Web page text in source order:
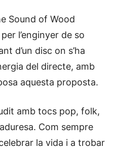
Sound of Wood
l’enginyer de so
d’un disc on s’ha
del directe, amb
aquesta proposta.
amb tocs pop, folk,
Com sempre
la vida i a trobar